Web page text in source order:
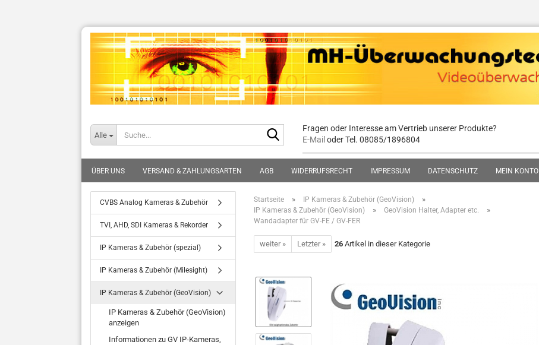
Alle
Suche...Fragen oder Interesse am Vertrieb unserer Produkte?
E-Mail oder Tel. 08085/1896804
ÜBER UNS VERSAND & ZAHLUNGSARTEN AGB WIDERRUFSRECHT IMPRESSUM DATENSCHUTZ MEIN KONTO
Startseite » IP Kameras & Zubehör (GeoVision) »
IP Kameras & Zubehör (GeoVision) » GeoVision Halter, Adapter etc. »
Wandadapter für GV-FE / GV-FER
weiter » Letzter » 26 Artikel in dieser Kategorie
CVBS Analog Kameras & Zubehör
TVI, AHD, SDI Kameras & Rekorder
IP Kameras & Zubehör (spezial)
IP Kameras & Zubehör (Milesight)
IP Kameras & Zubehör (GeoVision)
IP Kameras & Zubehör (GeoVision)
anzeigen
Informationen zu GV IP-Kameras,